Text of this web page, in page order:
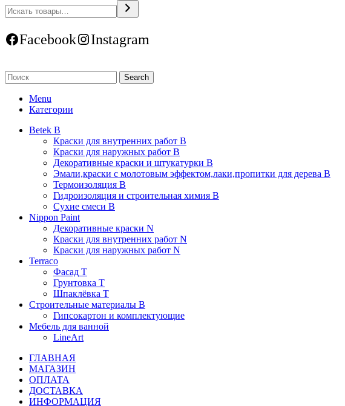
Facebook Instagram
Search
Menu
Категории
Betek B
Краски для внутренних работ B
Краски для наружных работ B
Декоративные краски и штукатурки В
Эмали,краски с молотовым эффектом,лаки,пропитки для дерева В
Термоизоляция В
Гидроизоляция и строительная химия В
Сухие смеси B
Nippon Paint
Декоративные краски N
Краски для внутренних работ N
Краски для наружных работ N
Terraco
Фасад Т
Грунтовка T
Шпаклёвка T
Строительные материалы В
Гипсокартон и комплектующие
Мебель для ванной
LineArt
ГЛАВНАЯ
МАГАЗИН
ОПЛАТА
ДОСТАВКА
ИНФОРМАЦИЯ